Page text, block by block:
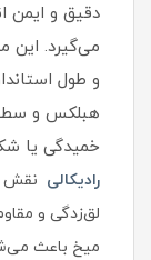
دقیق و ایمن
می‌گیرد. این
هبلکس و
خمیدگی یا
رادیکالی نقش
لق‌زدگی و